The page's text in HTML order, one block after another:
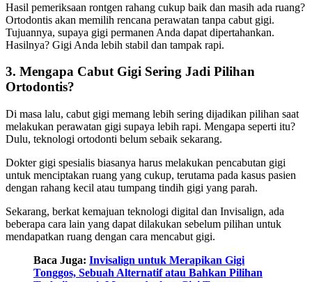
Hasil pemeriksaan rontgen rahang cukup baik dan masih ada ruang?
Ortodontis akan memilih rencana perawatan tanpa cabut gigi.
Tujuannya, supaya gigi permanen Anda dapat dipertahankan.
Hasilnya? Gigi Anda lebih stabil dan tampak rapi.
3. Mengapa Cabut Gigi Sering Jadi Pilihan
Ortodontis?
Di masa lalu, cabut gigi memang lebih sering dijadikan pilihan saat
melakukan perawatan gigi supaya lebih rapi. Mengapa seperti itu?
Dulu, teknologi ortodonti belum sebaik sekarang.
Dokter gigi spesialis biasanya harus melakukan pencabutan gigi
untuk menciptakan ruang yang cukup, terutama pada kasus pasien
dengan rahang kecil atau tumpang tindih gigi yang parah.
Sekarang, berkat kemajuan teknologi digital dan Invisalign, ada
beberapa cara lain yang dapat dilakukan sebelum pilihan untuk
mendapatkan ruang dengan cara mencabut gigi.
Baca Juga: Invisalign untuk Merapikan Gigi
Tonggos, Sebuah Alternatif atau Bahkan Pilihan